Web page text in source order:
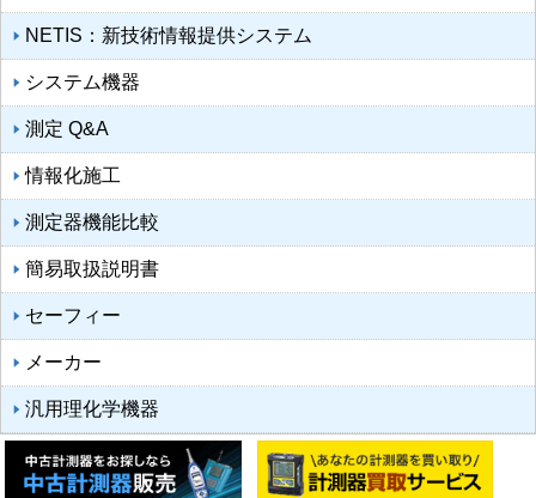
NETIS：新技術情報提供システム
システム機器
測定 Q&A
情報化施工
測定器機能比較
簡易取扱説明書
セーフィー
メーカー
汎用理化学機器